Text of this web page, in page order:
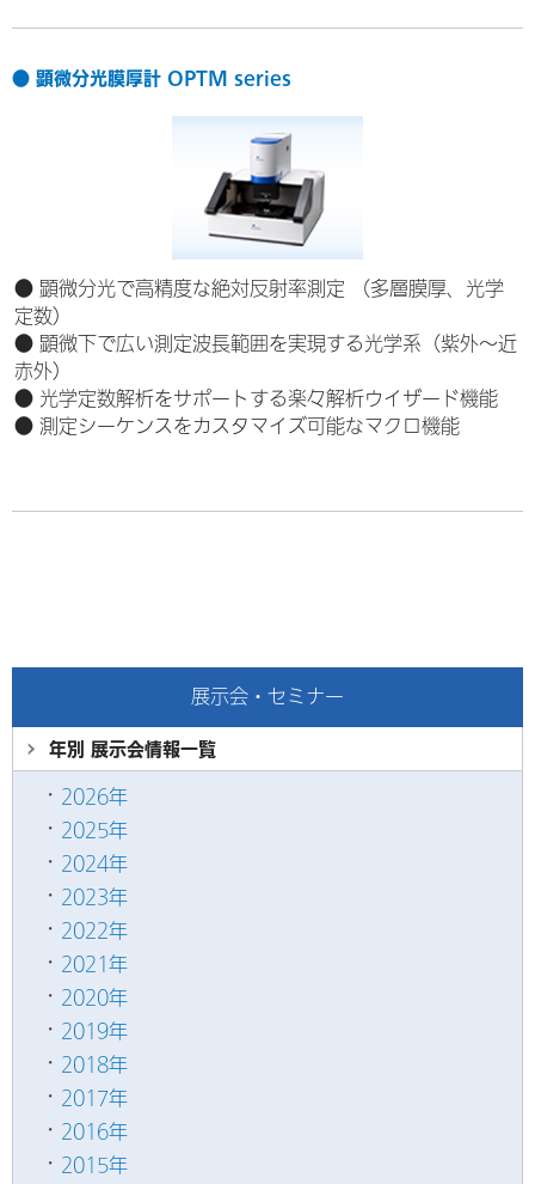
● 顕微分光膜厚計 OPTM series
● 顕微分光で高精度な絶対反射率測定 （多層膜厚、光学
定数）
● 顕微下で広い測定波長範囲を実現する光学系（紫外〜近
赤外）
● 光学定数解析をサポートする楽々解析ウイザード機能
● 測定シーケンスをカスタマイズ可能なマクロ機能
展示会・セミナー
年別 展示会情報一覧
2026年
2025年
2024年
2023年
2022年
2021年
2020年
2019年
2018年
2017年
2016年
2015年